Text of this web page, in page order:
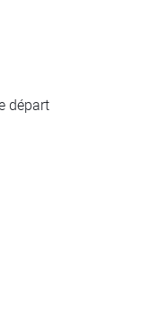
départ